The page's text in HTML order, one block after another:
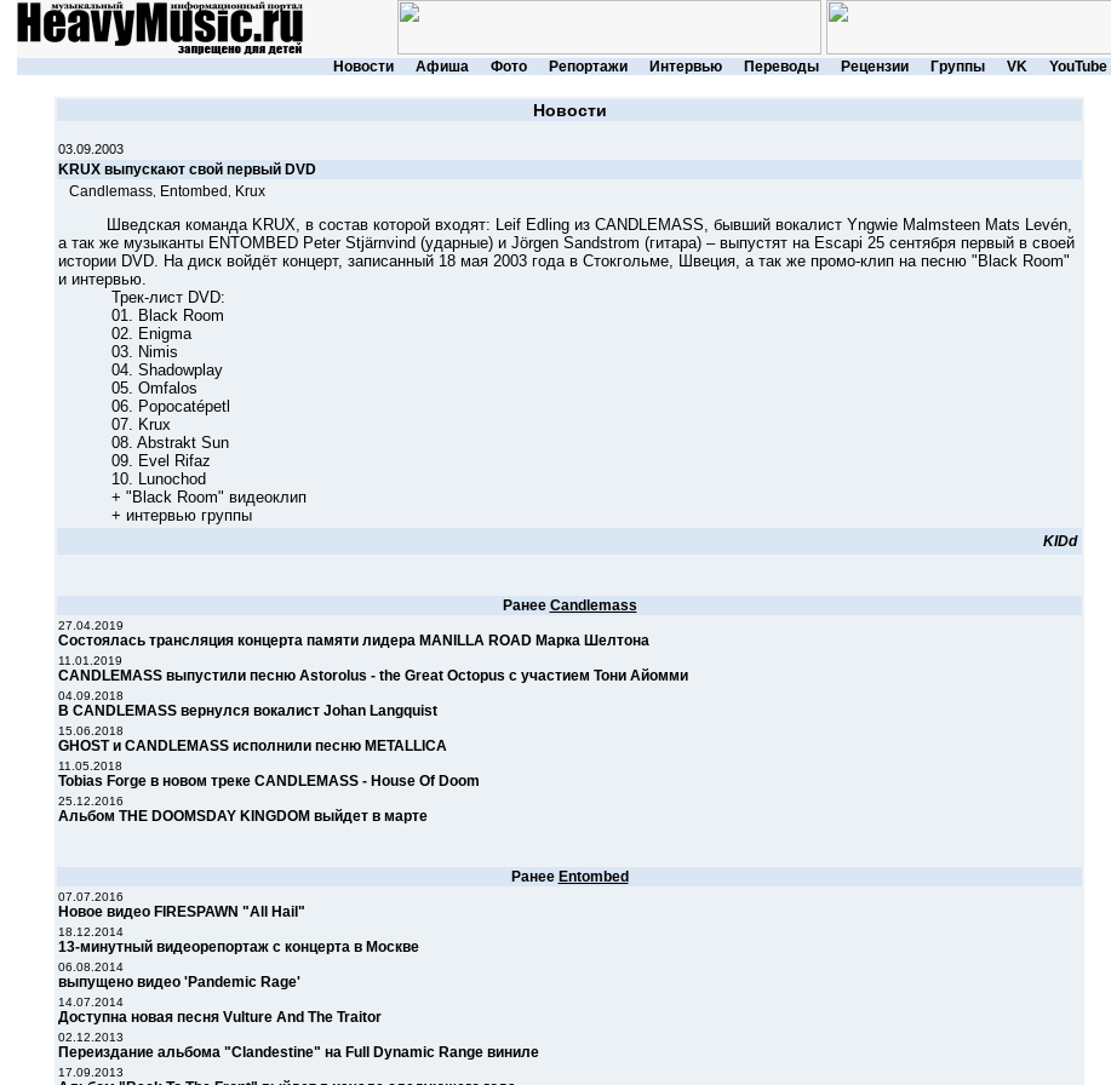
Новости Афиша Фото Репортажи Интервью Переводы Рецензии Группы VK YouTube
Новости
03.09.2003
KRUX выпускают свой первый DVD
Candlemass Entombed Krux
Шведская команда KRUX, в состав которой входят: Leif Edling из CANDLEMASS, бывший вокалист Yngwie Malmsteen Mats Levén,
а так же музыканты ENTOMBED Peter Stjärnvind (ударные) и Jörgen Sandstrom (гитара) – выпустят на Escapi 25 сентября первый в своей
истории DVD. На диск войдёт концерт, записанный 18 мая 2003 года в Стокгольме, Швеция, а так же промо-клип на песню "Black Room"
и интервью.
Трек-лист DVD:
01. Black Room
02. Enigma
03. Nimis
04. Shadowplay
05. Omfalos
06. Popocatépetl
07. Krux
08. Abstrakt Sun
09. Evel Rifaz
10. Lunochod
+ "Black Room" видеоклип
+ интервью группы
KIDd
Ранее Candlemass
27.04.2019
Состоялась трансляция концерта памяти лидера MANILLA ROAD Марка Шелтона
11.01.2019
CANDLEMASS выпустили песню Astorolus - the Great Octopus с участием Тони Айомми
04.09.2018
В CANDLEMASS вернулся вокалист Johan Langquist
15.06.2018
GHOST и CANDLEMASS исполнили песню METALLICA
11.05.2018
Tobias Forge в новом треке CANDLEMASS - House Of Doom
25.12.2016
Альбом THE DOOMSDAY KINGDOM выйдет в марте
Ранее Entombed
07.07.2016
Новое видео FIRESPAWN "All Hail"
18.12.2014
13-минутный видеорепортаж с концерта в Москве
06.08.2014
выпущено видео 'Pandemic Rage'
14.07.2014
Доступна новая песня Vulture And The Traitor
02.12.2013
Переиздание альбома "Clandestine" на Full Dynamic Range виниле
17.09.2013